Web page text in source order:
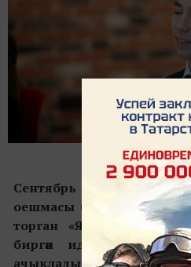
Сентябрь аенда
оешмасы белән «Ялкын»
торган «Яшәү чыганагы –
биргән идек. Ниһаять,
ачыкладык һәм кичә